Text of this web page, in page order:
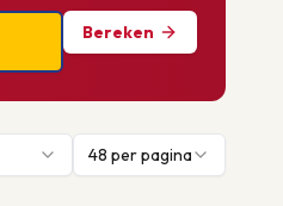
Bereken
48 per pagina